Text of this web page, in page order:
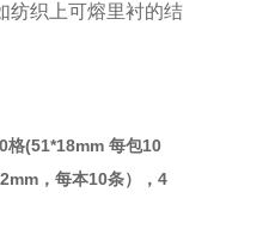
纺织上可熔里衬的结
格(51*18mm 每包10
，每本10条），4